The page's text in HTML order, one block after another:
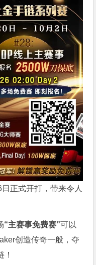
正式开打，带来令人
“主赛事免费赛”可以
创造传奇一般，夺